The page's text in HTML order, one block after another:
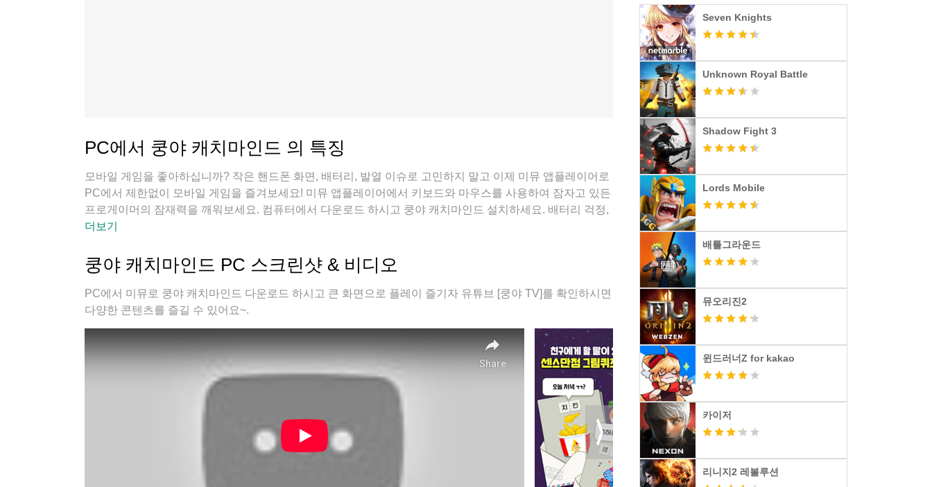
PC에서 쿵야 캐치마인드 의 특징
모바일 게임을 좋아하십니까? 작은 핸드폰 화면, 배터리, 발열 이슈로 고민하지 말고 이제 미뮤 앱플레이어로
PC에서 제한없이 모바일 게임을 즐겨보세요! 미뮤 앱플레이어에서 키보드와 마우스를 사용하여 잠자고 있든
프로게이머의 잠재력을 깨워보세요. 컴퓨터에서 다운로드 하시고 쿵야 캐치마인드 설치하세요. 배터리 걱정,
발열 걱정 필요없이 마음껏 즐길수 있습니다; 미뮤 멀티로 무장하여 모바일 게임을 한층 더 재미있게 플레이
더보기
쿵야 캐치마인드 PC 스크린샷 & 비디오
PC에서 미뮤로 쿵야 캐치마인드 다운로드 하시고 큰 화면으로 플레이 즐기자 유튜브 [쿵야 TV]를 확인하시면
다양한 콘텐츠를 즐길 수 있어요~.
Seven Knights
Unknown Royal Battle
Shadow Fight 3
Lords Mobile
배틀그라운드
뮤오리진2
윈드러너Z for kakao
카이저
리니지2 레볼루션